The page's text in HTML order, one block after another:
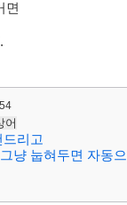
면
어
리고
냥 눕혀두면 자동